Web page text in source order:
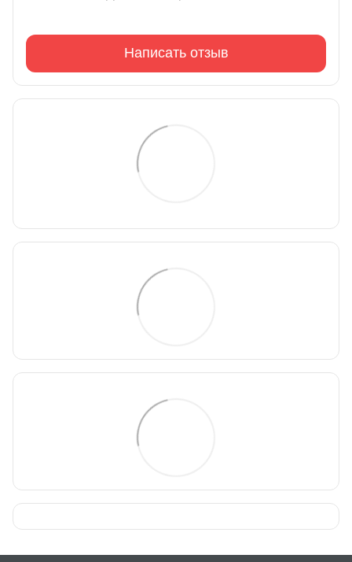
Написать отзыв